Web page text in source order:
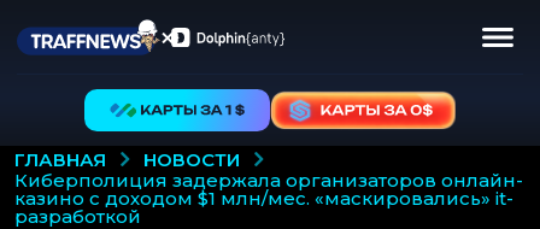
ГЛАВНАЯ
НОВОСТИ
киберполиция задержала организаторов онлайн-
казино с доходом $1 млн/мес. «маскировались» it-
разработкой